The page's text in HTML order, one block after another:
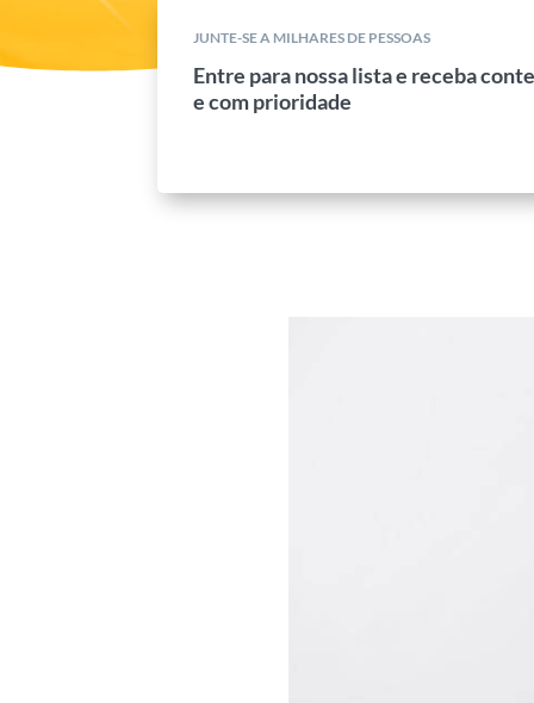
JUNTE-SE A MILHARES DE PESSOAS
Entre para nossa lista e receba
e com prioridade